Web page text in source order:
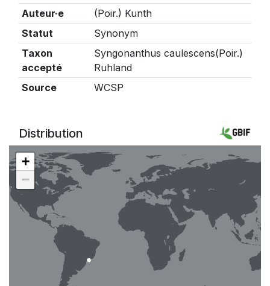
Auteur·e
(Poir.) Kunth
Statut
Synonym
Taxon
accepté
Syngonanthus caulescens(Poir.)
Ruhland
Source
WCSP
Distribution
+
−